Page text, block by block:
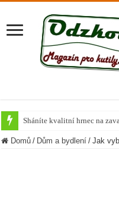
Sháníte kvalitní hrnec na
Krůta u společného stolu
Domů / Dům a bydlení / Jak